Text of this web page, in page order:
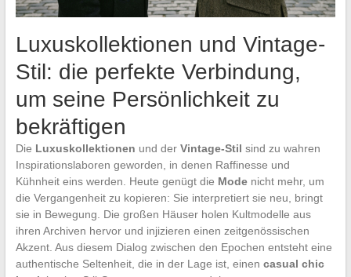
Luxuskollektionen und Vintage-
Stil: die perfekte Verbindung,
um seine Persönlichkeit zu
bekräftigen
Die Luxuskollektionen und der Vintage-Stil sind zu wahren
Inspirationslaboren geworden, in denen Raffinesse und
Kühnheit eins werden. Heute genügt die Modenicht mehr, um
die Vergangenheit zu kopieren: Sie interpretiert sie neu, bringt
sie in Bewegung. Die großen Häuser holen Kultmodelle aus
ihren Archiven hervor und injizieren einen zeitgenössischen
Akzent. Aus diesem Dialog zwischen den Epochen entsteht eine
authentische Seltenheit, die in der Lage ist, einen casual chic